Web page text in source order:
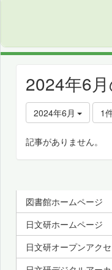
2024年6
2024年6月 1
記事がありません。
図書館ホームページ
日文研ホームページ
日文研オープンアク